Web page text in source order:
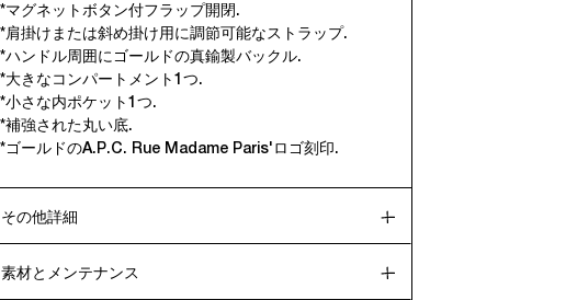
*マグネットボタン付フラップ開閉.
*肩掛けまたは斜め掛け用に調節可能なストラップ.
*ハンドル周囲にゴールドの真鍮製バックル.
*大きなコンパートメント1つ.
*小さな内ポケット1つ.
*補強された丸い底.
*ゴールドのA.P.C. Rue Madame Paris'ロゴ刻印.
その他詳細
素材とメンテナンス